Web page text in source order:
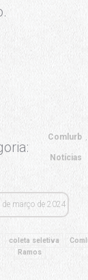
Comlurb
Notícias
de março de 2024
coleta seletiva
Ramos